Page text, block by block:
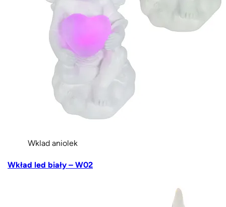
Wklad aniolek
Wkład led biały – W02